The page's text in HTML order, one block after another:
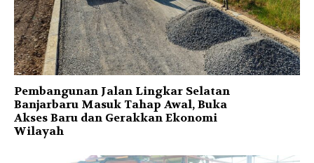
Pembangunan Jalan Lingkar Selatan
Banjarbaru Masuk Tahap Awal, Buka
Akses Baru dan Gerakkan Ekonomi
Wilayah